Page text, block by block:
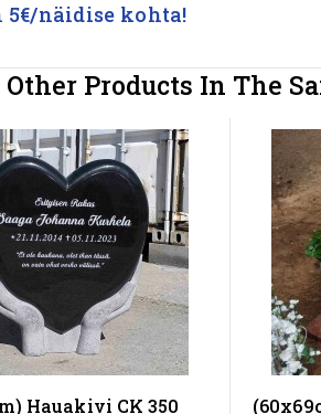
5€/näidise kohta!
Other Products In The
Hauakivi CK 350